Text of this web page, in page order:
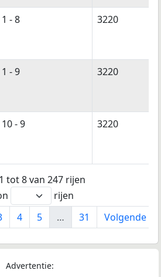
1 - 8 3220
1 - 9 3220
10 - 9 3220
tot 8 van 247 rijen
rijen
4 5 … 31 Volgende
Advertentie: